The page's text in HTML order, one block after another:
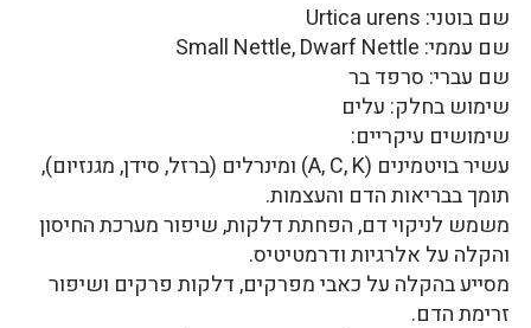
שם בוטני: Urtica urens
שם עממי: Small Nettle, Dwarf Nettle
שם עברי: סרפד בר
שימוש בחלק: עלים
שימושים עיקריים:
עשיר בויטמינים (A, C, K) ומינרלים (ברזל, סידן, מגנזיום),
תומך בבריאות הדם והעצמות.
משמש לניקוי דם, הפחתת דלקות, שיפור מערכת החיסון
והקלה על אלרגיות ודרמטיטיס.
מסייע בהקלה על כאבי מפרקים, דלקות פרקים ושיפור
זרימת הדם.